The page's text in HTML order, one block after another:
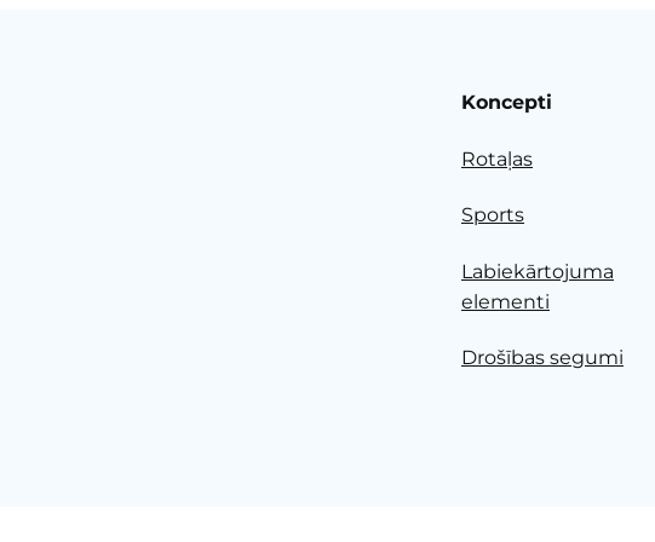
Koncepti
Rotaļas
Sports
Labiekārtojuma
elementi
Drošības segumi